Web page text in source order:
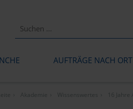
AUFTRÄGE NACH ORT
Akademie Wissenswertes 16